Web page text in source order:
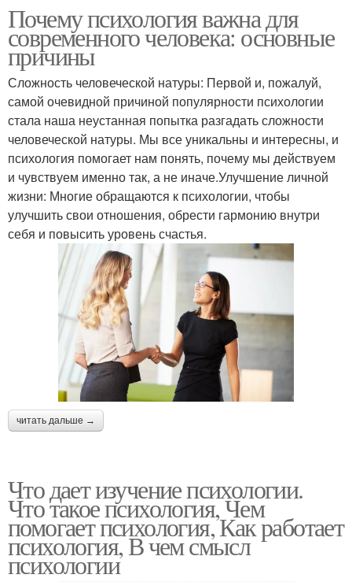
Почему психология важна для
современного человека: основные
причины
Сложность человеческой натуры: Первой и, пожалуй,
самой очевидной причиной популярности психологии
стала наша неустанная попытка разгадать сложности
человеческой натуры. Мы все уникальны и интересны, и
психология помогает нам понять, почему мы действуем
и чувствуем именно так, а не иначе.Улучшение личной
жизни: Многие обращаются к психологии, чтобы
улучшить свои отношения, обрести гармонию внутри
себя и повысить уровень счастья.
читать дальше →
Что дает изучение психологии.
Что такое психология, Чем
помогает психология, Как работает
психология, В чем смысл
психологии